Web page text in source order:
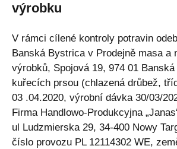
výrobku
V rámci cílené kontroly potravin
Banská Bystrica v Prodejně masa a
výrobků, Spojová 19, 974 01
kuřecích prsou (chlazená drůbež,
03 .04.2020, výrobní dávka 30/03/
Firma Handlowo-Produkcyjna
ul Ludzmierska 29, 34-400 Nowy
číslo provozu PL 12114302 WE,